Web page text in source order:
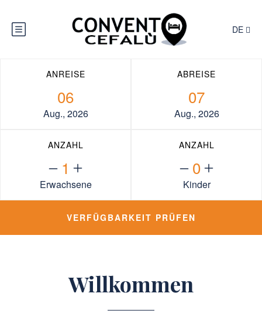
DE
ANREISE
06
Aug., 2026
ABREISE
07
Aug., 2026
ANZAHL
1
Erwachsene
ANZAHL
0
Kinder
VERFÜGBARKEIT PRÜFEN
Willkommen